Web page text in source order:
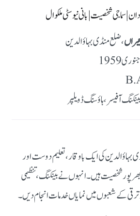
| سماجی شخصیت | بانی نیو سٹی ملکوال
، ضلع منڈی بہاؤالدین
آفیسر، ہاؤسنگ ڈویلپر
بہاؤالدین کی ایک باوقار، تعلیم دوست اور
شخصیت ہیں۔ انہوں نے بینکنگ، تنظیمی
ترقی کے شعبوں میں نمایاں خدمات انجام دیں۔